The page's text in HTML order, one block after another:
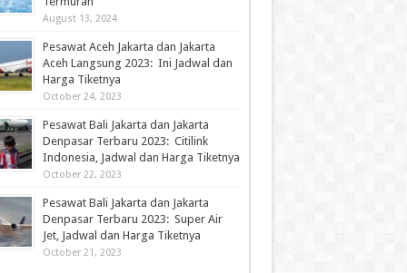
August 13, 2024
Pesawat Aceh Jakarta dan Jakarta
Aceh Langsung 2023: Ini Jadwal dan
Harga Tiketnya
October 24, 2023
Pesawat Bali Jakarta dan Jakarta
Denpasar Terbaru 2023: Citilink
Indonesia, Jadwal dan Harga Tiketnya
October 22, 2023
Pesawat Bali Jakarta dan Jakarta
Denpasar Terbaru 2023: Super Air
Jet, Jadwal dan Harga Tiketnya
October 21, 2023